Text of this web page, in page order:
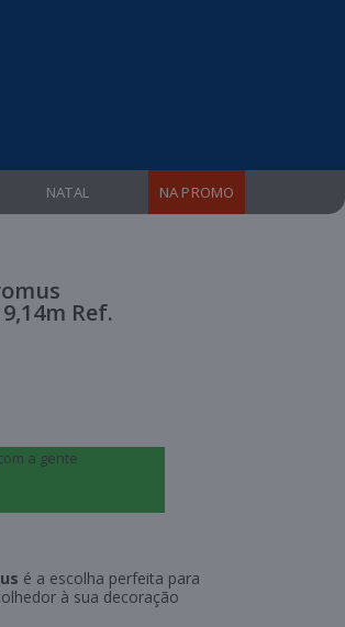
NATAL NA PROMO
Ref.
a gente
é a escolha perfeita para
à sua decoração